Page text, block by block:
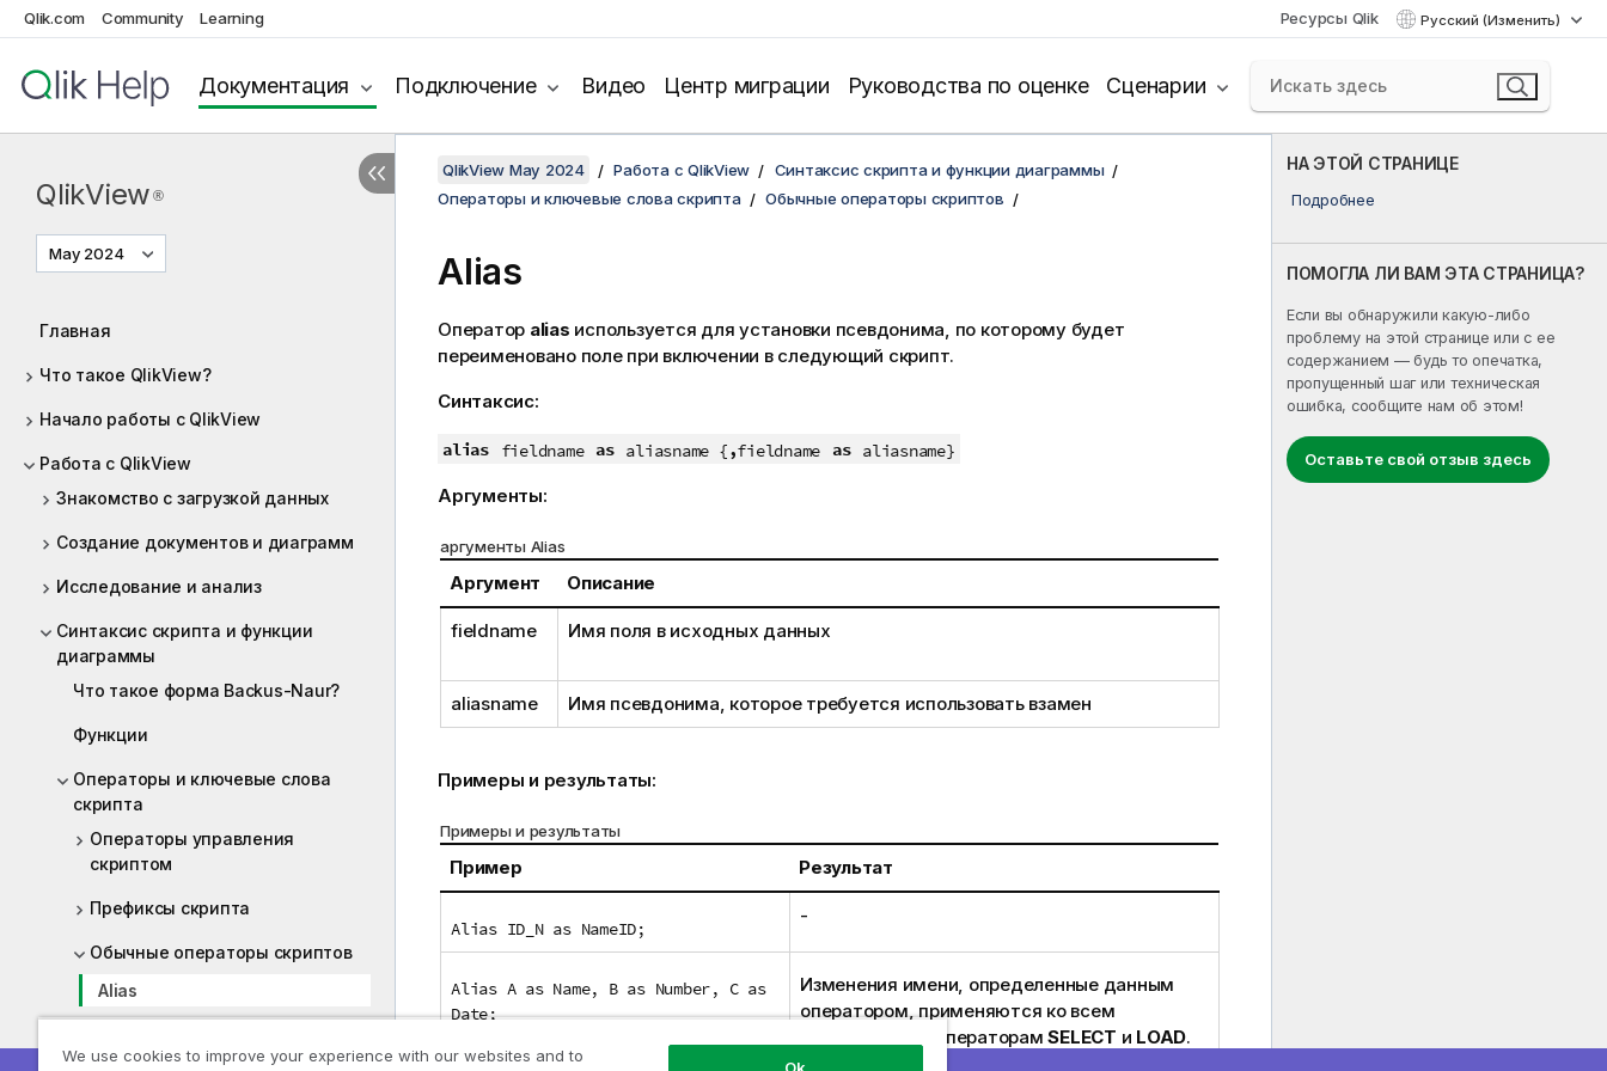
Qlik.com Community Learning Ресурсы Qlik Русский (Изменить)
Документация Подключение Видео Центр миграции Руководства по оценке Сценарии
QlikView ®
May 2024
Главная
Что такое QlikView?
Начало работы с QlikView
Работа с QlikView
Знакомство с загрузкой данных
Создание документов и диаграмм
Исследование и анализ
Синтаксис скрипта и функции
диаграммы
Что такое форма Backus-Naur?
Функции
Операторы и ключевые слова
скрипта
Операторы управления
скриптом
Префиксы скрипта
Обычные операторы скриптов
Alias
НА ЭТОЙ СТРАНИЦЕ
Подробнее
ПОМОГЛА ЛИ ВАМ ЭТА СТРАНИЦА?
Если вы обнаружили какую-либо
проблему на этой странице или с ее
содержанием — будь то опечатка,
пропущенный шаг или техническая
ошибка, сообщите нам об этом!
Оставьте свой отзыв здесь
QlikView May 2024 Работа с QlikView
Синтаксис скрипта и функции диаграммы
Операторы и ключевые слова скрипта
Обычные операторы скриптов
Alias
Оператор alias используется для установки псевдонима, по которому будет
переименовано поле при включении в следующий скрипт.
Синтаксис:
alias fieldname as aliasname {,fieldname as aliasname}
Аргументы:
аргументы Alias
Аргумент Описание
fieldname Имя поля в исходных данных
aliasname Имя псевдонима, которое требуется использовать взамен
Примеры и результаты:
Примеры и результаты
Пример Результат
Alias ID_N as NameID;
-
Alias A as Name, B as Number, C as
Date;
Изменения имени, определенные данным
оператором, применяются ко всем
последующим операторамSELECT и LOAD.
Новый псевдоним для имени поля может
We use cookies to improve your experience with our websites and to